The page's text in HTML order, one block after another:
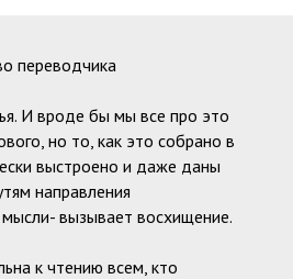
переводчика
И вроде бы мы все про это
но то, как это собрано в
выстроено и даже даны
направления
вызывает восхищение.
к чтению всем, кто